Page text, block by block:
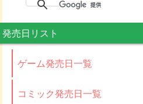
発売日リスト
ゲーム発売日一覧
コミック発売日一覧